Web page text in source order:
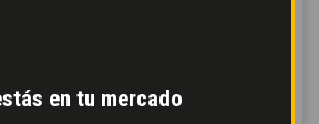
en tu mercado
y